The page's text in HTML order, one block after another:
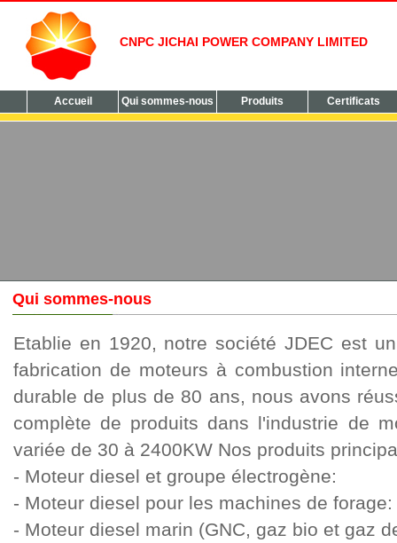
CNPC JICHAI POWER COMPANY LIMITED
Accueil Qui sommes-nous Produits Certificats
Qui sommes-nous
Etablie en 1920, notre société JDEC est
fabrication de moteurs à combustion
durable de plus de 80 ans, nous avons
complète de produits dans l'industrie de
variée de 30 à 2400KW Nos produits
- Moteur diesel et groupe électrogène:
- Moteur diesel pour les machines de forage:
- Moteur diesel marin (GNC, gaz bio et gaz